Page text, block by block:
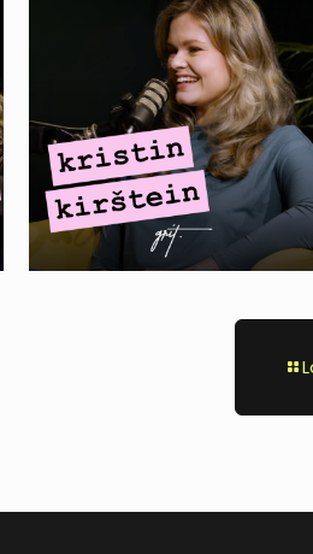
XOLO. Kristin Kirštein
– tootepõhine kasv,
sisu optimeerimine
AI-le ja lokaliseeritud
laienemine